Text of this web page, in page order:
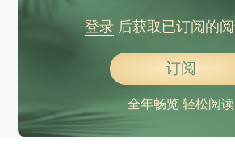
登录后获取已订阅的
订阅
全年畅览 轻松阅读